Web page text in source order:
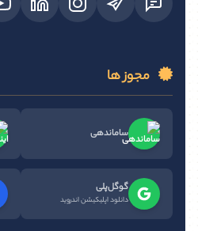
مجوز ها
ساماندهی
گوگل‌پلی
دانلود اپلیکیشن اندروید